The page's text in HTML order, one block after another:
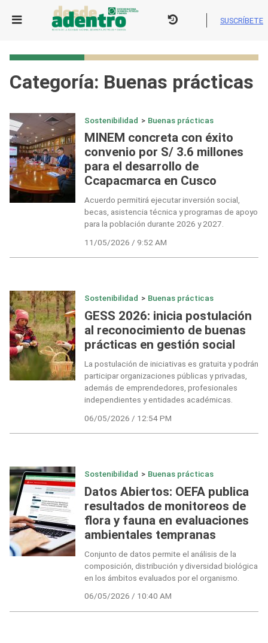
SUSCRÍBETE
Categoría: Buenas prácticas
Sostenibilidad > Buenas prácticas
MINEM concreta con éxito
convenio por S/ 3.6 millones
para el desarrollo de
Ccapacmarca en Cusco
Acuerdo permitirá ejecutar inversión social,
becas, asistencia técnica y programas de apoyo
para la población durante 2026 y 2027.
11/05/2026 / 9:52 AM
Sostenibilidad > Buenas prácticas
GESS 2026: inicia postulación
al reconocimiento de buenas
prácticas en gestión social
La postulación de iniciativas es gratuita y podrán
participar organizaciones públicas y privadas,
además de emprendedores, profesionales
independientes y entidades académicas.
06/05/2026 / 12:54 PM
Sostenibilidad > Buenas prácticas
Datos Abiertos: OEFA publica
resultados de monitoreos de
flora y fauna en evaluaciones
ambientales tempranas
Conjunto de datos permite el análisis de la
composición, distribución y diversidad biológica
en los ámbitos evaluados por el organismo.
06/05/2026 / 10:40 AM